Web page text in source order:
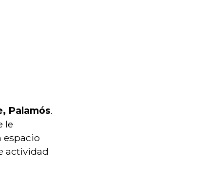
Palamós.
le
espacio
actividad